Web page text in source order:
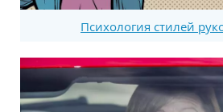
Психология стилей